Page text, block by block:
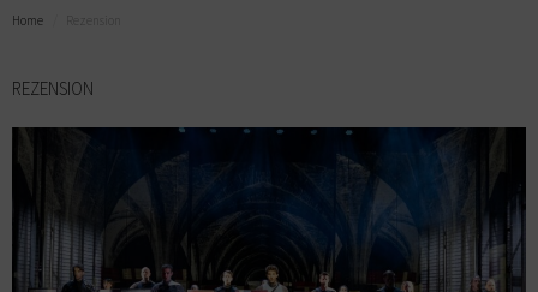
Home
REZENSION